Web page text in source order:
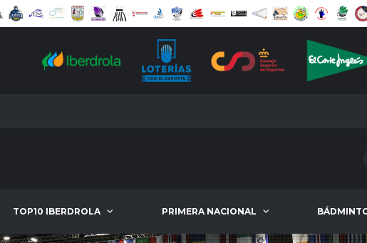
TOP10 IBERDROLA PRIMERA NACIONAL